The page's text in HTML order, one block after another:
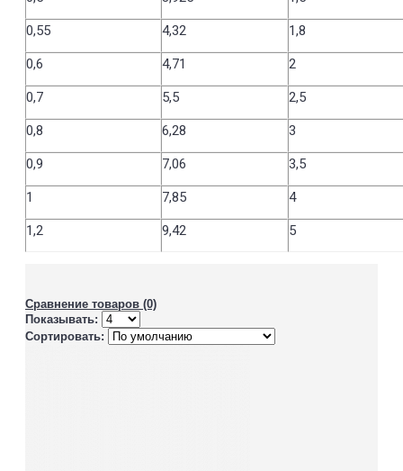
0,55 4,32 1,8
0,6 4,71 2
0,7 5,5 2,5
0,8 6,28 3
0,9 7,06 3,5
1 7,85 4
1,2 9,42 5
Сравнение товаров (0)
Показывать:
Сортировать: